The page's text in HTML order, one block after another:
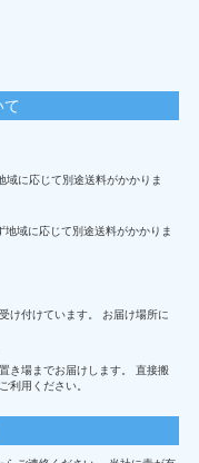
域に応じて別途送料がかかりま
地域に応じて別途送料がかかりま
け付けています。 お届け場所に
き場までお届けします。 直接搬
利用ください。